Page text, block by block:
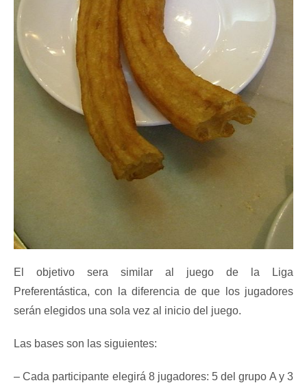
El objetivo sera similar al juego de la Liga
Preferentástica, con la diferencia de que los jugadores
serán elegidos una sola vez al inicio del juego.
Las bases son las siguientes:
– Cada participante elegirá 8 jugadores: 5 del grupo A y 3